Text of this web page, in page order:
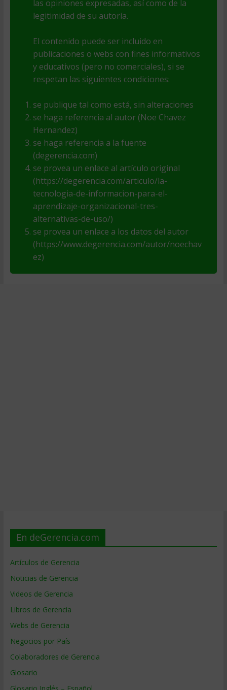
las opiniones expresadas, así como de la
legitimidad de su autoría.
El contenido puede ser incluido en
publicaciones o webs con fines informativos
y educativos (pero no comerciales), si se
respetan las siguientes condiciones:
se publique tal como está, sin alteraciones
se haga referencia al autor (Noe Chavez
Hernandez)
se haga referencia a la fuente
(degerencia.com)
se provea un enlace al artículo original
(https://degerencia.com/articulo/la-
tecnologia-de-informacion-para-el-
aprendizaje-organizacional-tres-
alternativas-de-uso/)
se provea un enlace a los datos del autor
(https://www.degerencia.com/autor/noechav
ez)
En deGerencia.com
Artículos de Gerencia
Noticias de Gerencia
Videos de Gerencia
Libros de Gerencia
Webs de Gerencia
Negocios por País
Colaboradores de Gerencia
Glosario